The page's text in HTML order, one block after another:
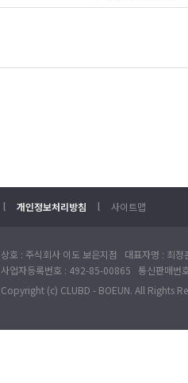
l 개인정보처리방침 l 사이트맵
상호 : 주식회사 이도 보은지점 대표자명 : 최
사업자등록번호 : 492-85-00865 통신판매
Copyright (c) CLUBD - BOEUN. All Rights